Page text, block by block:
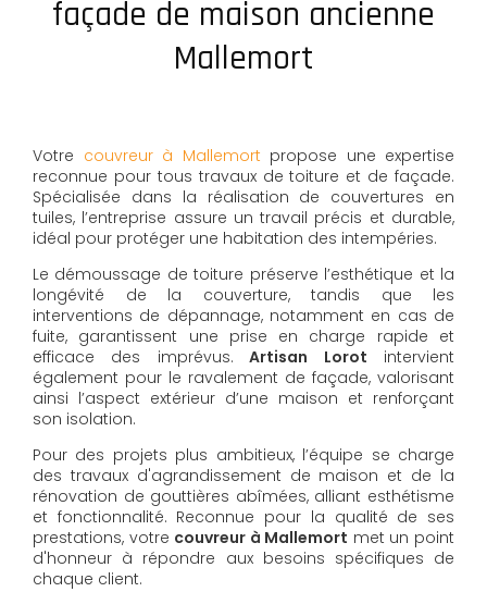
façade de maison ancienne
Mallemort
Votre couvreur à Mallemort propose une expertise
reconnue pour tous travaux de toiture et de façade.
Spécialisée dans la réalisation de couvertures en
tuiles, l’entreprise assure un travail précis et durable,
idéal pour protéger une habitation des intempéries.
Le démoussage de toiture préserve l’esthétique et la
longévité de la couverture, tandis que les
interventions de dépannage, notamment en cas de
fuite, garantissent une prise en charge rapide et
efficace des imprévus. Artisan Lorot intervient
également pour le ravalement de façade, valorisant
ainsi l’aspect extérieur d’une maison et renforçant
son isolation.
Pour des projets plus ambitieux, l’équipe se charge
des travaux d'agrandissement de maison et de la
rénovation de gouttières abîmées, alliant esthétisme
et fonctionnalité. Reconnue pour la qualité de ses
prestations, votre couvreur à Mallemort met un point
d'honneur à répondre aux besoins spécifiques de
chaque client.